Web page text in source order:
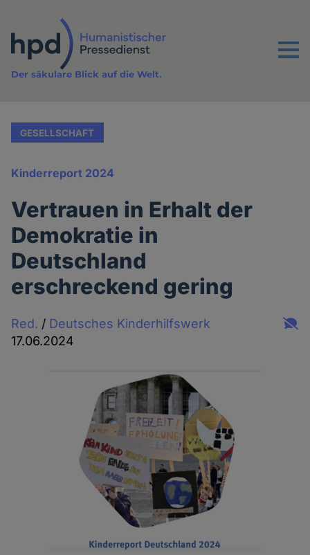
Inhalt
Menu
Der säkulare Blick auf die Welt.
GESELLSCHAFT
Kinderreport 2024
Vertrauen in Erhalt der
Demokratie in
Deutschland
erschreckend gering
Red. / Deutsches Kinderhilfswerk
17.06.2024